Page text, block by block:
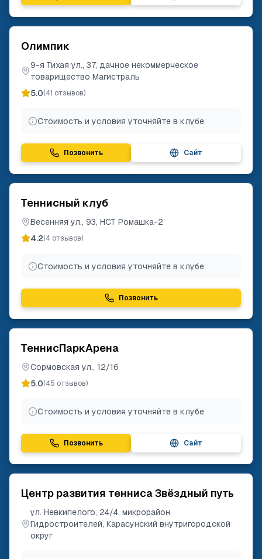
Олимпик
9-я Тихая ул., 37, дачное некоммерческое
товарищество Магистраль
5.0(41 отзывов)
Стоимость и условия уточняйте в клубе
Позвонить Сайт
Теннисный клуб
Весенняя ул., 93, НСТ Ромашка-2
4.2(4 отзывов)
Стоимость и условия уточняйте в клубе
Позвонить
ТеннисПаркАрена
Сормовская ул., 12/16
5.0(45 отзывов)
Стоимость и условия уточняйте в клубе
Позвонить Сайт
Центр развития тенниса Звёздный путь
ул. Невкипелого, 24/4, микрорайон
Гидростроителей, Карасунский внутригородской
округ